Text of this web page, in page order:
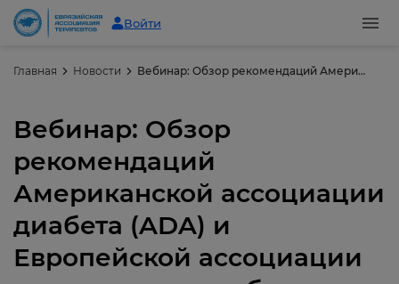
Войти
Главная Новости Вебинар: Обзор рекомендаций Американской ассоциации диабета (ADA) и Европейской ассоциации по изучению диабета (EASD) по лечению гипергликемии
Вебинар: Обзор
рекомендаций
Американской ассоциации
диабета (ADA) и
Европейской ассоциации